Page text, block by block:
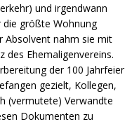
und irgendwann
die größte Wohnung
Absolvent nahm sie mit
des Ehemaligenvereins.
der 100 Jahrfeier
gezielt, Kollegen,
(vermutete) Verwandte
Dokumenten zu